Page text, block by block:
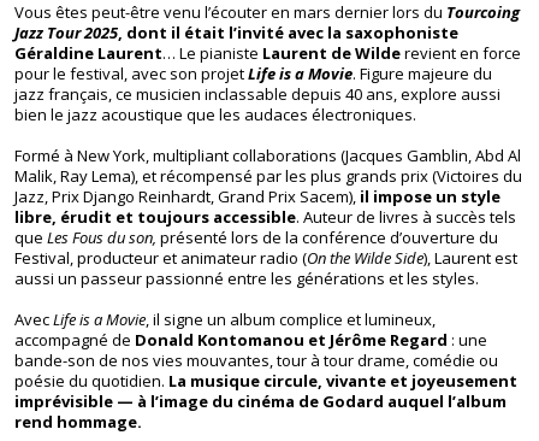
Vous êtes peut-être venu l’écouter en mars dernier lors du Tourcoing
Jazz Tour 2025, dont il était l’invité avec la saxophoniste
Géraldine Laurent… Le pianiste Laurent de Wilderevient en force
pour le festival, avec son projetLife is a Movie. Figure majeure du
jazz français, ce musicien inclassable depuis 40 ans, explore aussi
bien le jazz acoustique que les audaces électroniques.
Formé à New York, multipliant collaborations (Jacques Gamblin, Abd Al
Malik, Ray Lema), et récompensé par les plus grands prix (Victoires du
Jazz, Prix Django Reinhardt, Grand Prix Sacem), il impose un style
libre, érudit et toujours accessible. Auteur de livres à succès tels
que Les Fous du son, présenté lors de la conférence d’ouverture du
Festival, producteur et animateur radio (On the Wilde Side), Laurent est
aussi un passeur passionné entre les générations et les styles.
AvecLife is a Movie, il signe un album complice et lumineux,
accompagné de Donald Kontomanou et Jérôme Regard : une
bande-son de nos vies mouvantes, tour à tour drame, comédie ou
poésie du quotidien. La musique circule, vivante et joyeusement
imprévisible — à l’image du cinéma de Godard auquel l’album
rend hommage.